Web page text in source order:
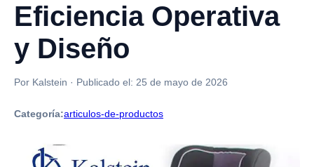
Eficiencia Operativa
y Diseño
Por Kalstein · Publicado el: 25 de mayo de 2026
Categoría:articulos-de-productos